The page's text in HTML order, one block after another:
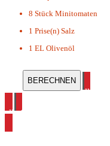
8 Stück Minitomaten
1 Prise(n) Salz
1 EL Olivenöl
alle
alle Omelett Rezepte ansehen